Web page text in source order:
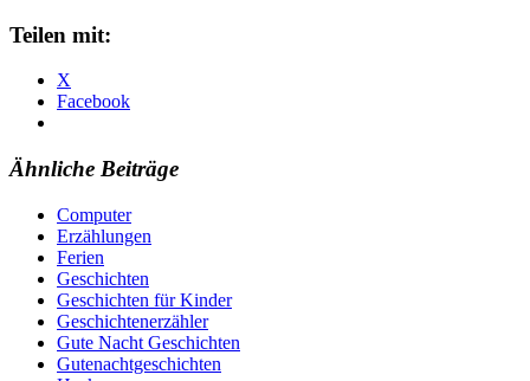
Teilen mit:
X
Facebook
Ähnliche Beiträge
Computer
Erzählungen
Ferien
Geschichten
Geschichten für Kinder
Geschichtenerzähler
Gute Nacht Geschichten
Gutenachtgeschichten